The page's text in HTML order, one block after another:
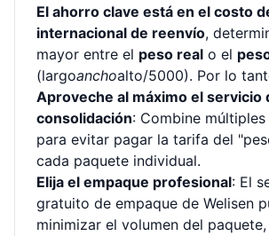
El ahorro clave está en el costo
internacional de reenvío,
mayor entre el peso real o el
(largoanchoalto/5000). Por lo
Aproveche al máximo el servicio
consolidación: Combine
para evitar pagar la tarifa del
cada paquete individual.
Elija el empaque profesional: El
gratuito de empaque de Welisen
minimizar el volumen del